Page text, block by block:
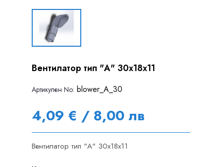
Вентилатор тип "А" 30x18x11
Артикулен Nо: blower_A_30
4,09 € / 8,00 лв
Вентилатор тип "А" 30x18x11